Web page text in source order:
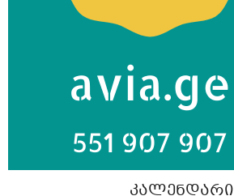
ᲙᲐᲚᲔᲜᲓᲐᲠᲘ